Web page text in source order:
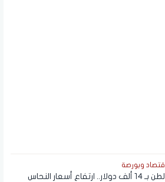
اقتصاد وبورصة
الطن بـ 14 ألف دولار.. ارتفاع أسعار النحاس